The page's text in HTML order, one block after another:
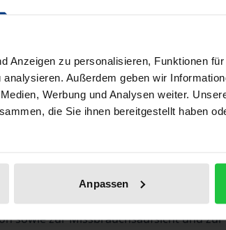
Anzeigen zu personalisieren, Funktionen
Außerdem geben wir
Werbung und Analysen weiter.
die Sie ihnen bereitgestellt haben
Anpassen
available
Add to Cart Add to Wish List
cost notice
Bibliographical data
sowie zur Missbrauchsaufsicht und